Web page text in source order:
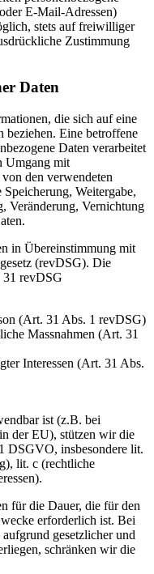
E-Mail-Adressen)
stets auf freiwilliger
Zustimmung
Daten
die sich auf eine
beziehen. Eine betroffene
Daten verarbeitet
Umgang mit
den verwendeten
Weitergabe,
Veränderung, Vernichtung
in Übereinstimmung mit
(revDSG). Die
31 revDSG
(Art. 31 Abs. 1 revDSG)
Massnahmen (Art. 31
Interessen (Art. 31 Abs.
ist (z.B. bei
der EU), stützen wir die
DSGVO, insbesondere lit.
lit. c (rechtliche
für die Dauer, die für den
erforderlich ist. Bei
gesetzlicher und
schränken wir die